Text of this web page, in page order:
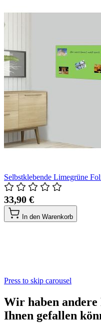
Selbstklebende Limegrüne
33,90 €
In den Warenkorb
Press to skip carousel
Wir haben andere
Ihnen gefallen